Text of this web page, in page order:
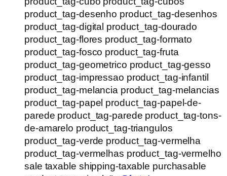
product_tag-desenho product_tag-desenhos
product_tag-digital product_tag-dourado
product_tag-flores product_tag-formato
product_tag-fosco product_tag-fruta
product_tag-geometrico product_tag-gesso
product_tag-impressao product_tag-infantil
product_tag-melancia product_tag-melancias
product_tag-papel product_tag-papel-de-
parede product_tag-parede product_tag-tons-
de-amarelo product_tag-triangulos
product_tag-verde product_tag-vermelha
product_tag-vermelhas product_tag-vermelho
sale taxable shipping-taxable purchasable